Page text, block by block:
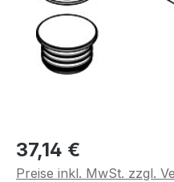
Regulärer Preis:
37,14 €
Preise inkl. MwSt. zzgl.